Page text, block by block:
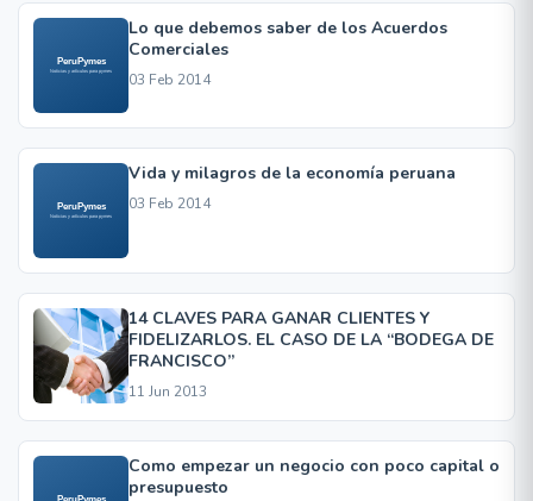
Lo que debemos saber de los Acuerdos
Comerciales
03 Feb 2014
Vida y milagros de la economía peruana
03 Feb 2014
14 CLAVES PARA GANAR CLIENTES Y
FIDELIZARLOS. EL CASO DE LA “BODEGA DE
FRANCISCO”
11 Jun 2013
Como empezar un negocio con poco capital o
presupuesto